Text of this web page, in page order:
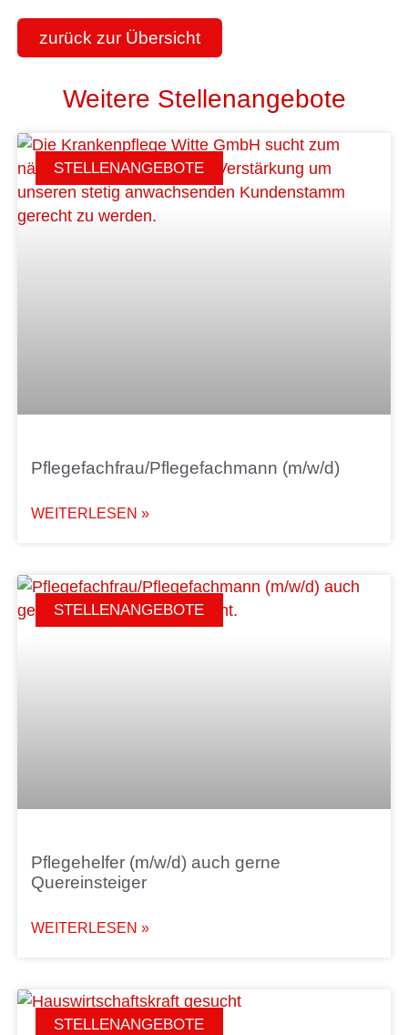
zurück zur Übersicht
Weitere Stellenangebote
STELLENANGEBOTE
Pflegefachfrau/Pflegefachmann (m/w/d)
WEITERLESEN »
STELLENANGEBOTE
Pflegehelfer (m/w/d) auch gerne
Quereinsteiger
WEITERLESEN »
STELLENANGEBOTE